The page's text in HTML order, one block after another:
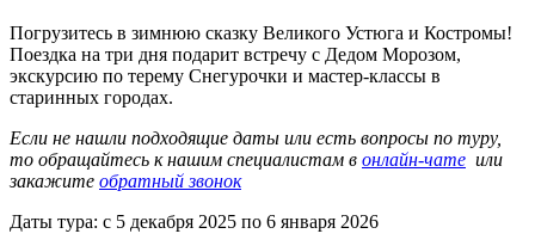
Погрузитесь в зимнюю сказку Великого Устюга и Костромы!
Поездка на три дня подарит встречу с Дедом Морозом,
экскурсию по терему Снегурочки и мастер-классы в
старинных городах.
Если не нашли подходящие даты или есть вопросы по туру,
то обращайтесь к нашим специалистам в онлайн-чате или
закажите обратный звонок
Даты тура: с 5 декабря 2025 по 6 января 2026